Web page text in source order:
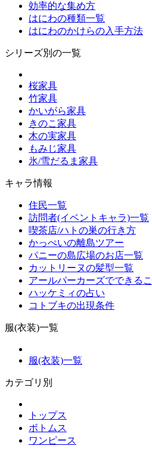
効率的な集め方
はにわの種類一覧
はにわのかけらの入手方法
シリーズ別の一覧
桜家具
竹家具
かいがら家具
きのこ家具
木の実家具
もみじ家具
氷/雪だるま家具
キャラ情報
住民一覧
訪問者(イベントキャラ)一覧
喫茶店/ハトの巣の行き方
かっぺいの離島ツアー
パニーの島広場のお店一覧
カットリーヌの髪型一覧
アールパーカーズでできる
ハッケミィの占い
コトブキの出現条件
服(衣装)一覧
服(衣装)一覧
カテゴリ別
トップス
ボトムス
ワンピース